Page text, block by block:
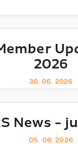
2026
30. 06. 2026
News -
05. 06. 2026